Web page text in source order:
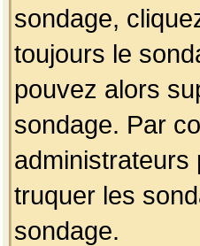
sondage,
toujours le
pouvez alors
sondage. Par
administrateurs
truquer les
sondage.